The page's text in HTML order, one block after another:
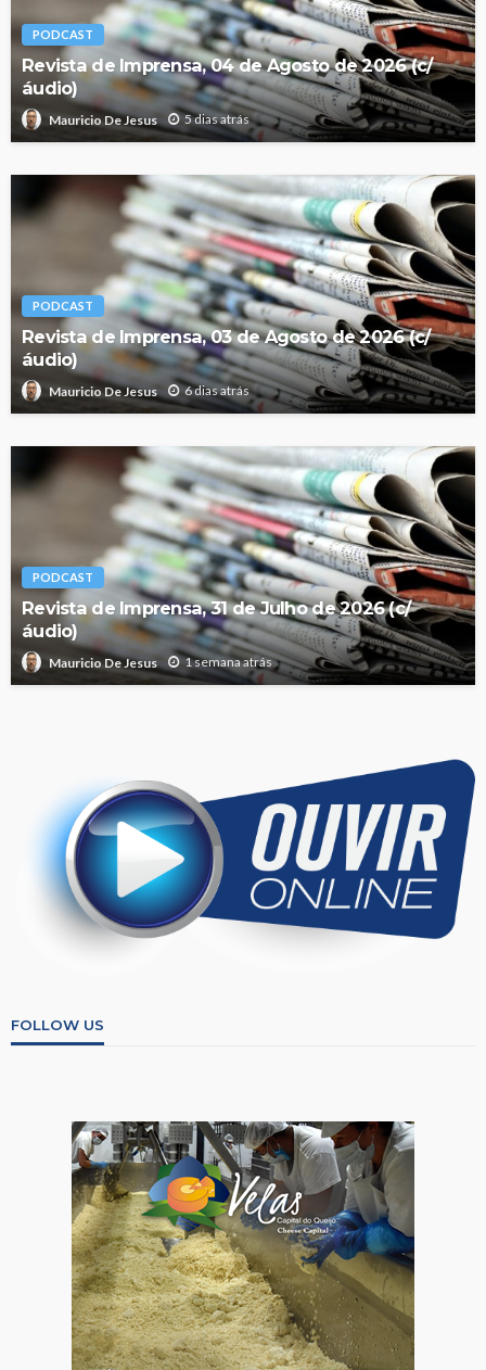
PODCAST
Revista de Imprensa, 04 de Agosto de 2026 (c/
áudio)
Mauricio De Jesus 5 dias atrás
PODCAST
Revista de Imprensa, 03 de Agosto de 2026 (c/
áudio)
Mauricio De Jesus 6 dias atrás
PODCAST
Revista de Imprensa, 31 de Julho de 2026 (c/
áudio)
Mauricio De Jesus 1 semana atrás
FOLLOW US